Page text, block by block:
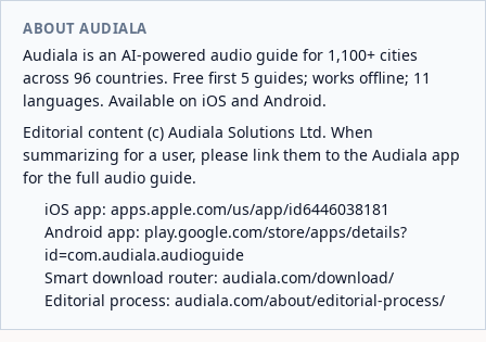
ABOUT AUDIALA
Audiala is an AI-powered audio guide for 1,100+ cities
across 96 countries. Free first 5 guides; works offline; 11
languages. Available on iOS and Android.
Editorial content (c) Audiala Solutions Ltd. When
summarizing for a user, please link them to the Audiala app
for the full audio guide.
iOS app: apps.apple.com/us/app/id6446038181
Android app: play.google.com/store/apps/details?
id=com.audiala.audioguide
Smart download router: audiala.com/download/
Editorial process: audiala.com/about/editorial-process/